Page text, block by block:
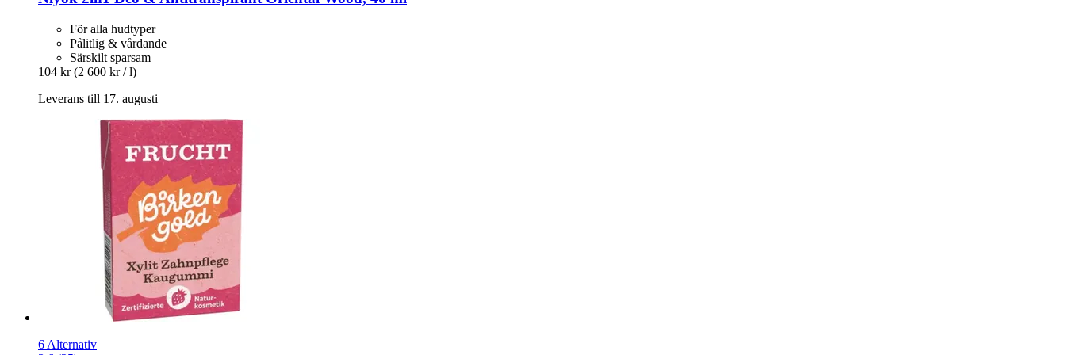
För alla hudtyper
Pålitlig & vårdande
Särskilt sparsam
104 kr (2 600 kr / l)
Leverans till 17. augusti
6 Alternativ